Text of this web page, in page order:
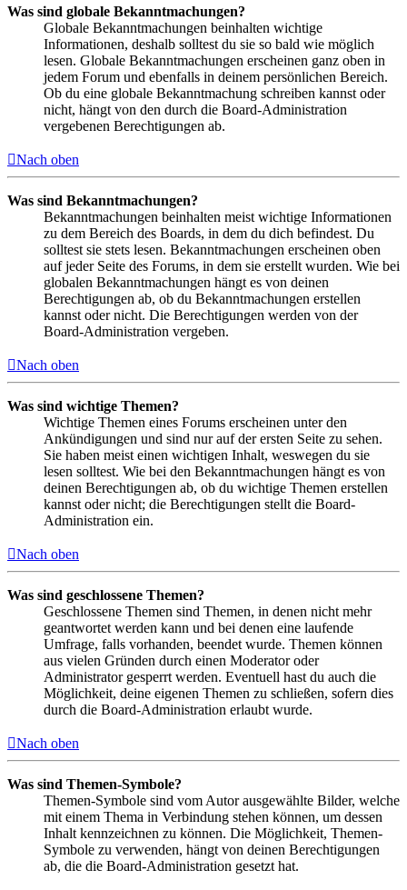
Was sind globale Bekanntmachungen?
Globale Bekanntmachungen beinhalten wichtige
Informationen, deshalb solltest du sie so bald wie möglich
lesen. Globale Bekanntmachungen erscheinen ganz oben in
jedem Forum und ebenfalls in deinem persönlichen Bereich.
Ob du eine globale Bekanntmachung schreiben kannst oder
nicht, hängt von den durch die Board-Administration
vergebenen Berechtigungen ab.
Nach oben
Was sind Bekanntmachungen?
Bekanntmachungen beinhalten meist wichtige Informationen
zu dem Bereich des Boards, in dem du dich befindest. Du
solltest sie stets lesen. Bekanntmachungen erscheinen oben
auf jeder Seite des Forums, in dem sie erstellt wurden. Wie bei
globalen Bekanntmachungen hängt es von deinen
Berechtigungen ab, ob du Bekanntmachungen erstellen
kannst oder nicht. Die Berechtigungen werden von der
Board-Administration vergeben.
Nach oben
Was sind wichtige Themen?
Wichtige Themen eines Forums erscheinen unter den
Ankündigungen und sind nur auf der ersten Seite zu sehen.
Sie haben meist einen wichtigen Inhalt, weswegen du sie
lesen solltest. Wie bei den Bekanntmachungen hängt es von
deinen Berechtigungen ab, ob du wichtige Themen erstellen
kannst oder nicht; die Berechtigungen stellt die Board-
Administration ein.
Nach oben
Was sind geschlossene Themen?
Geschlossene Themen sind Themen, in denen nicht mehr
geantwortet werden kann und bei denen eine laufende
Umfrage, falls vorhanden, beendet wurde. Themen können
aus vielen Gründen durch einen Moderator oder
Administrator gesperrt werden. Eventuell hast du auch die
Möglichkeit, deine eigenen Themen zu schließen, sofern dies
durch die Board-Administration erlaubt wurde.
Nach oben
Was sind Themen-Symbole?
Themen-Symbole sind vom Autor ausgewählte Bilder, welche
mit einem Thema in Verbindung stehen können, um dessen
Inhalt kennzeichnen zu können. Die Möglichkeit, Themen-
Symbole zu verwenden, hängt von deinen Berechtigungen
ab, die die Board-Administration gesetzt hat.